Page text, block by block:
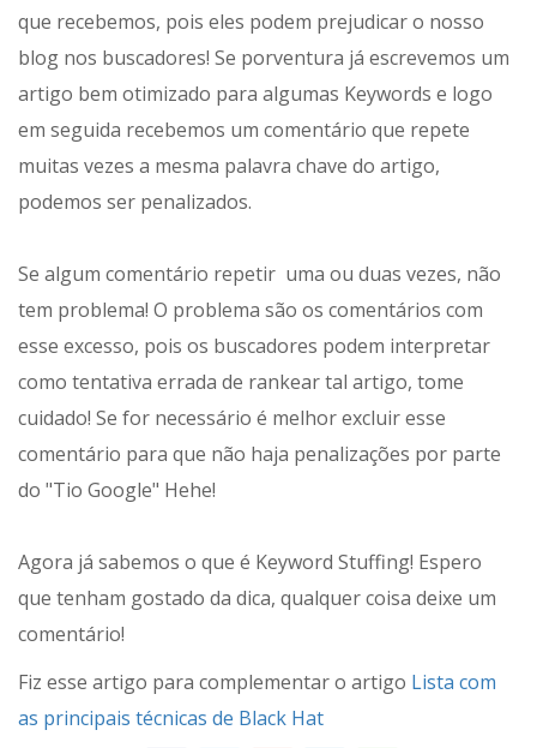
que recebemos, pois eles podem prejudicar o nosso
blog nos buscadores! Se porventura já escrevemos um
artigo bem otimizado para algumas Keywords e logo
em seguida recebemos um comentário que repete
muitas vezes a mesma palavra chave do artigo,
podemos ser penalizados.
Se algum comentário repetir uma ou duas vezes, não
tem problema! O problema são os comentários com
esse excesso, pois os buscadores podem interpretar
como tentativa errada de rankear tal artigo, tome
cuidado! Se for necessário é melhor excluir esse
comentário para que não haja penalizações por parte
do "Tio Google" Hehe!
Agora já sabemos o que é Keyword Stuffing! Espero
que tenham gostado da dica, qualquer coisa deixe um
comentário!
Fiz esse artigo para complementar o artigo Lista com
as principais técnicas de Black Hat